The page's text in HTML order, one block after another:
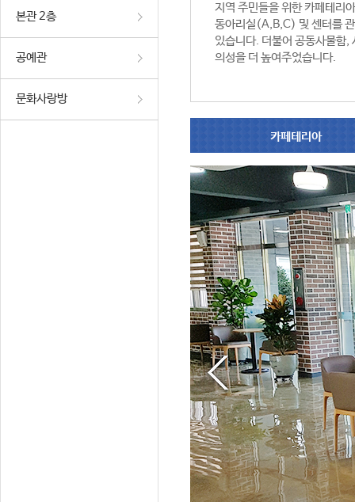
본관 2층
공예관
문화사랑방
지역 주민들을 위한 카페테리
동아리실(A,B,C) 및 센터를
있습니다. 더불어 공동사물함,
의성을 더 높여주었습니다.
카페테리아